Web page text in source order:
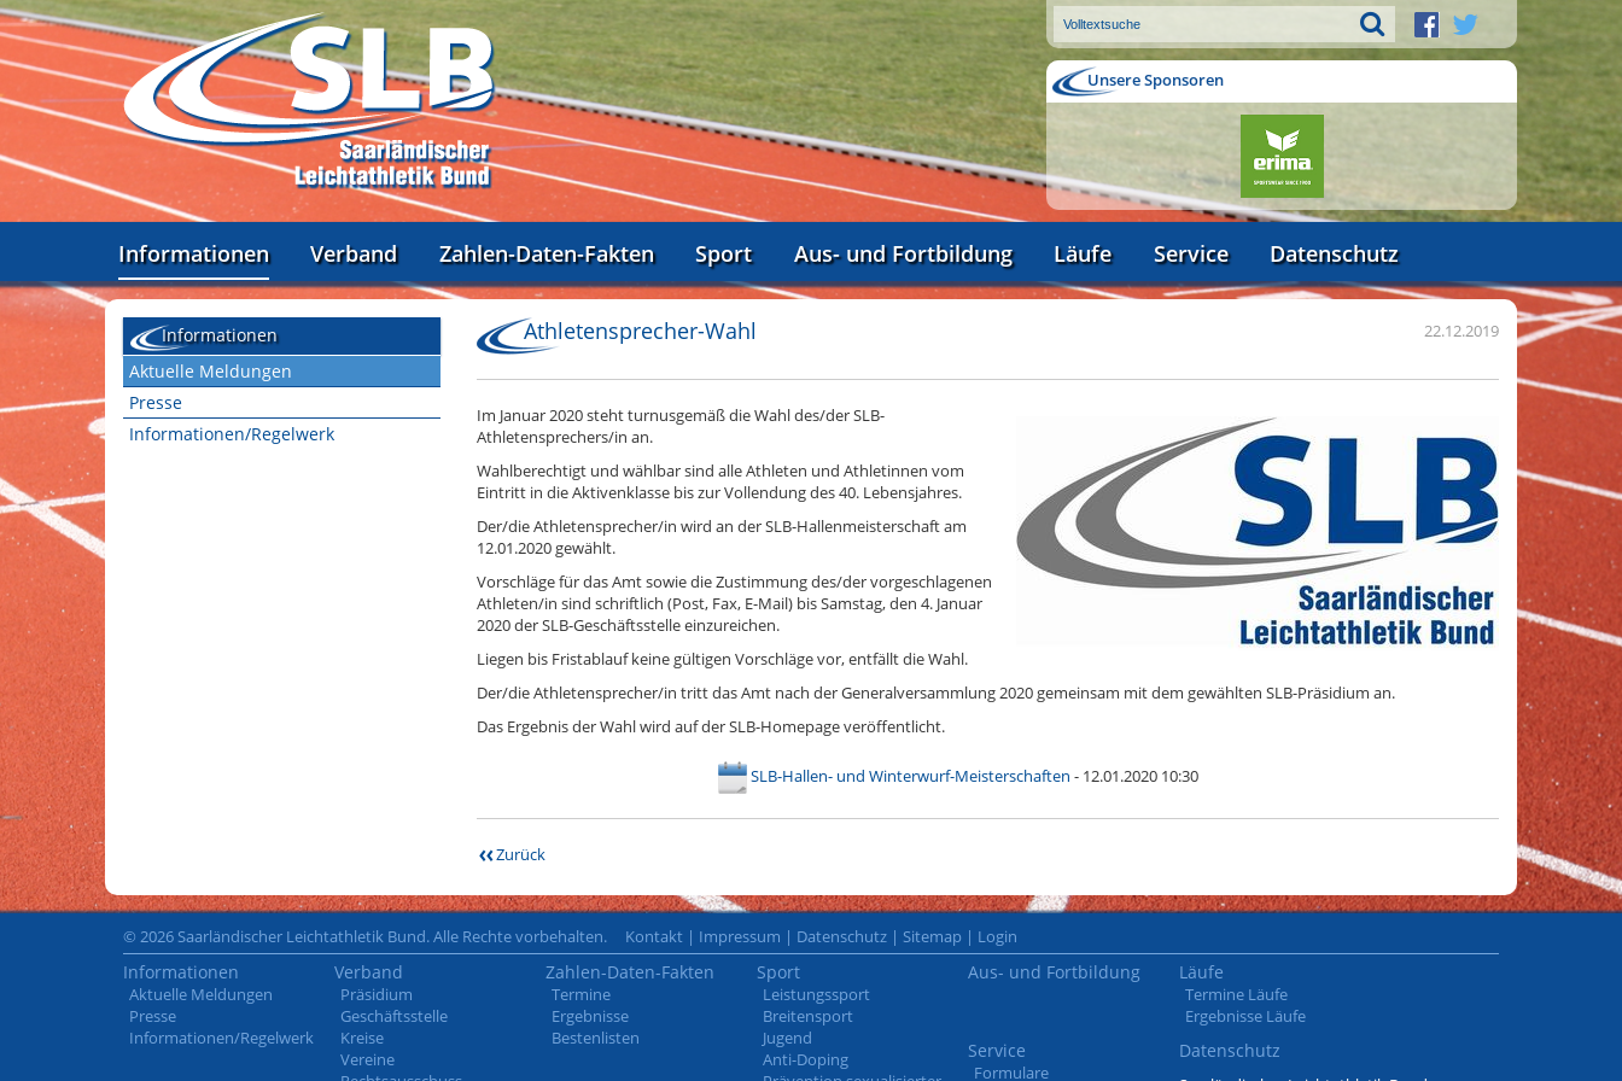
Unsere Sponsoren
Informationen Verband Zahlen-Daten-Fakten Sport Aus- und Fortbildung Läufe Service Datenschutz
Informationen
Aktuelle Meldungen
Presse
Informationen/Regelwerk
22.12.2019
Athletensprecher-Wahl
Im Januar 2020 steht turnusgemäß die Wahl des/der SLB-
Athletensprechers/in an.
Wahlberechtigt und wählbar sind alle Athleten und Athletinnen vom
Eintritt in die Aktivenklasse bis zur Vollendung des 40. Lebensjahres.
Der/die Athletensprecher/in wird an der SLB-Hallenmeisterschaft am
12.01.2020 gewählt.
Vorschläge für das Amt sowie die Zustimmung des/der vorgeschlagenen
Athleten/in sind schriftlich (Post, Fax, E-Mail) bis Samstag, den 4. Januar
2020 der SLB-Geschäftsstelle einzureichen.
Liegen bis Fristablauf keine gültigen Vorschläge vor, entfällt die Wahl.
Der/die Athletensprecher/in tritt das Amt nach der Generalversammlung 2020 gemeinsam mit dem gewählten SLB-Präsidium an.
Das Ergebnis der Wahl wird auf der SLB-Homepage veröffentlicht.
SLB-Hallen- und Winterwurf-Meisterschaften - 12.01.2020 10:30
Zurück
© 2026 Saarländischer Leichtathletik Bund. Alle Rechte vorbehalten. Kontakt | Impressum | Datenschutz | Sitemap | Login
Informationen
Aktuelle Meldungen
Presse
Informationen/Regelwerk
Verband
Präsidium
Geschäftsstelle
Kreise
Vereine
Zahlen-Daten-Fakten
Termine
Ergebnisse
Bestenlisten
Sport
Leistungssport
Breitensport
Jugend
Anti-Doping
Aus- und Fortbildung Läufe
Termine Läufe
Ergebnisse Läufe
Service
Formulare
Datenschutz